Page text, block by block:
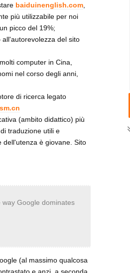
baiduinenglish.com
più utilizzabile per noi
picco del 19%;
del sito
computer in Cina,
nel corso degli anni,
di ricerca legato
sm.cn
(ambito didattico) più
traduzione utili e
dell'utenza è giovane. Sito
way Google dominates
(al massimo qualcosa
e anzi, a seconda